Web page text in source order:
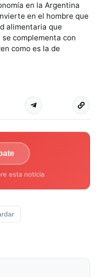
en la Argentina
en el hombre que
alimentaria que
complementa con
como es la de
esta noticia